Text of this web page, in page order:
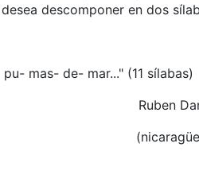
descomponer en dos
mas- de- mar..." (11 sílabas)